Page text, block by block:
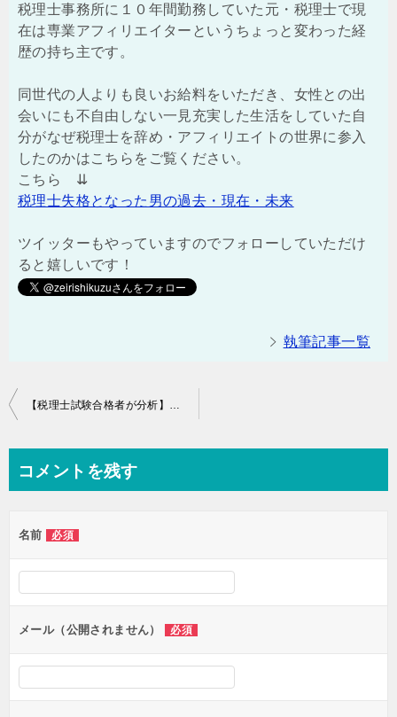
税理士事務所に１０年間勤務していた元・税理士で現
在は専業アフィリエイターというちょっと変わった経
歴の持ち主です。
同世代の人よりも良いお給料をいただき、女性との出
会いにも不自由しない一見充実した生活をしていた自
分がなぜ税理士を辞め・アフィリエイトの世界に参入
したのかはこちらをご覧ください。
こちら ⇊
税理士失格となった男の過去・現在・未来
ツイッターもやっていますのでフォローしていただけ
ると嬉しいです！
執筆記事一覧
投
ビ
ー
シ
ン
【税理士試験合格者が分析】スタディングで簿記３級について
コメントを残す
名前 必須
メール（公開されません） 必須